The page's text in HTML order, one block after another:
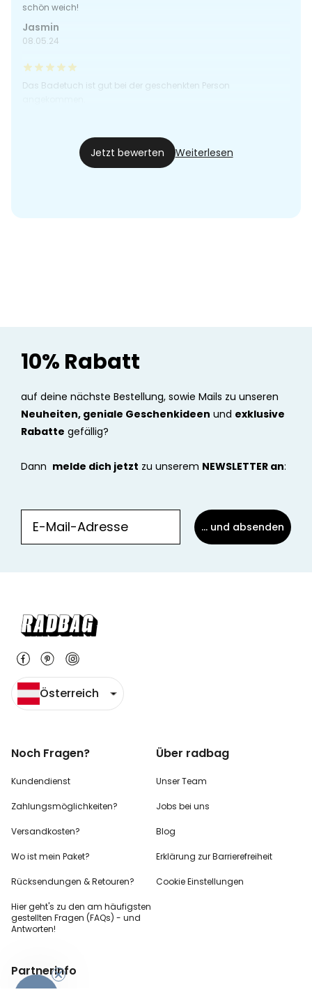
schön weich!
Jasmin
08.05.24
Das Badetuch ist gut bei der geschenkten Person
Jetzt bewerten Weiterlesen
10% Rabatt
auf deine nächste Bestellung, sowie Mails zu unseren
Neuheiten, geniale Geschenkideen und exklusive
Rabatte gefällig?
Dann melde dich jetzt zu unserem NEWSLETTER an:
... und absenden
Österreich
Noch Fragen?
Kundendienst
Zahlungsmöglichkeiten?
Versandkosten?
Wo ist mein Paket?
Rücksendungen & Retouren?
Hier geht's zu den am häufigsten
gestellten Fragen (FAQs) - und
Antworten!
Über radbag
Unser Team
Jobs bei uns
Blog
Erklärung zur Barrierefreiheit
Cookie Einstellungen
Partnerinfo